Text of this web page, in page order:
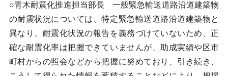
○青木耐震化推進担当部長 一般緊急輸送道路沿道建築物
の耐震状況については、特定緊急輸送道路沿道建築物と
異なり、耐震化状況の報告を義務づけていないため、正
確な耐震化率は把握できていませんが、助成実績や区市
町村からの照会などから把握に努めており、引き続き、